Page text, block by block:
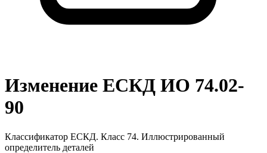
Изменение ЕСКД ИО 74.02-
90
Классификатор ЕСКД. Класс 74. Иллюстрированный
определитель деталей